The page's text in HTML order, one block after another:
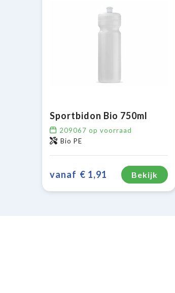
Sportbidon Bio 750ml
209067 op voorraad
Bio PE
vanaf € 1,91 Bekijk